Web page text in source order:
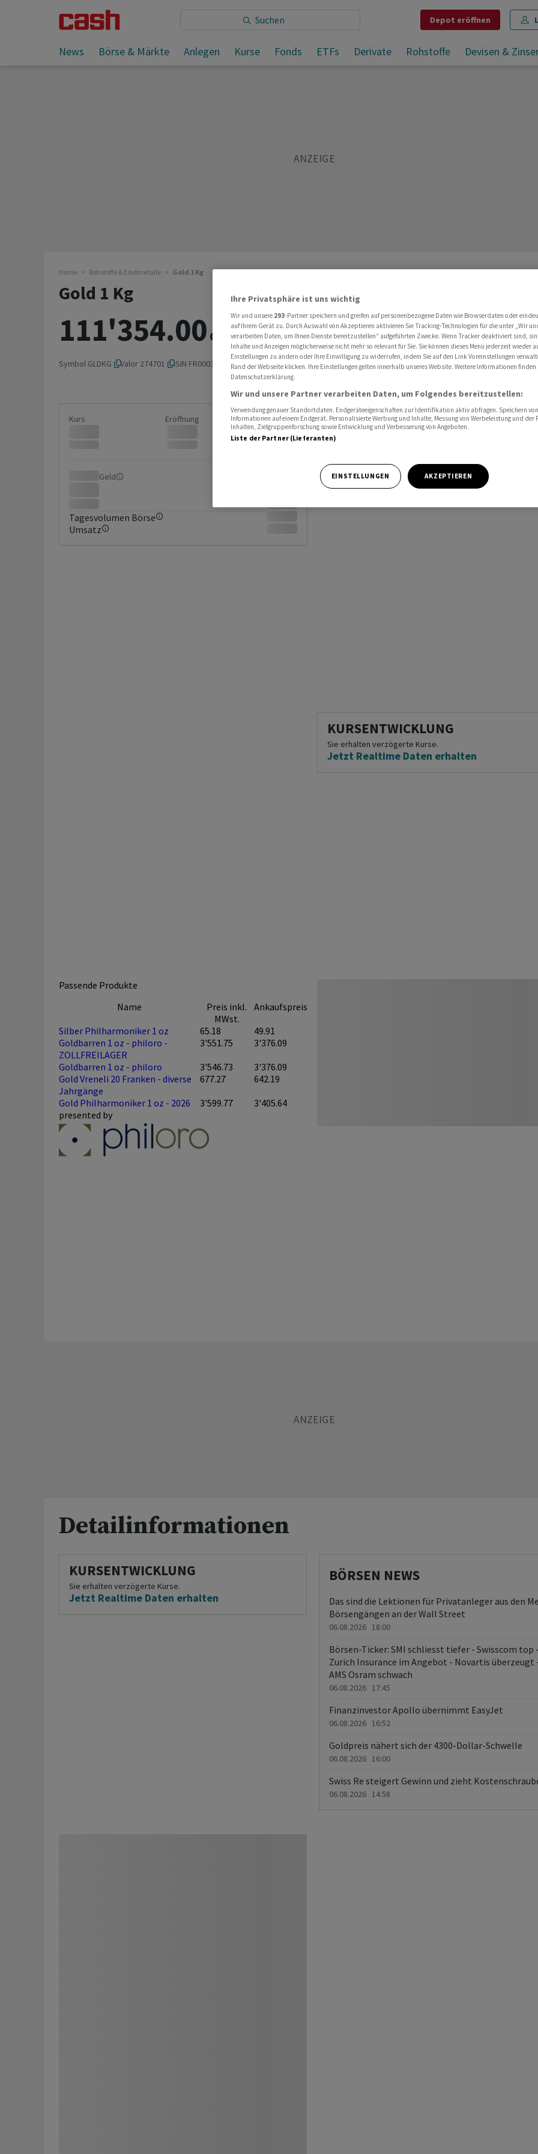
Depot eröffnen
News Börse & Märkte Anlegen Kurse Fonds ETFs Derivate Rohstoffe Devisen &
Home Rohstoffe & Edelmetalle Gold 1 Kg
Gold 1 Kg
111'354.00 CHF
+0.51%+563.00
Symbol GLDKG Valor 274701 ISIN FR0003999010
Kurs Eröffnung Vortag
Geld
Tagesvolumen Börse
Umsatz
KURSENTWICKLUNG
Sie erhalten verzögerte Kurse.
Jetzt Realtime Daten erhalten
Passende Produkte
Name
Preis inkl.
MWst.
Ankaufspreis
Silber Philharmoniker 1 oz
65.18
49.91
Goldbarren 1 oz - philoro -
ZOLLFREILAGER
3'551.75
3'376.09
Goldbarren 1 oz - philoro
3'546.73
3'376.09
Gold Vreneli 20 Franken - diverse
Jahrgänge
677.27
642.19
Gold Philharmoniker 1 oz - 2026
3'599.77
3'405.64
presented by
Detailinformationen
KURSENTWICKLUNG
Sie erhalten verzögerte Kurse.
Jetzt Realtime Daten erhalten
BÖRSEN NEWS
Das sind die Lektionen für Privatanleger aus den
Börsengängen an der Wall Street
06.08.2026 18:00
Börsen-Ticker: SMI schliesst tiefer - Swisscom top
Zurich Insurance im Angebot - Novartis überzeugt
AMS Osram schwach
06.08.2026 17:45
Finanzinvestor Apollo übernimmt EasyJet
06.08.2026 16:52
Goldpreis nähert sich der 4300-Dollar-Schwelle
06.08.2026 16:00
Swiss Re steigert Gewinn und zieht
06.08.2026 14:58
Ihre Privatsphäre ist uns wichtig
Wir und unsere 293-Partner speichern und greifen auf personenbezogene Daten wie Browserdaten oder
auf Ihrem Gerät zu. Durch Auswahl von Akzeptieren aktivieren Sie Tracking-Technologien für die unter „Wir
verarbeiten Daten, um Ihnen Dienste bereitzustellen“ aufgeführten Zwecke. Wenn Tracker deaktiviert sind,
Inhalte und Anzeigen möglicherweise nicht mehr so relevant für Sie. Sie können dieses Menü jederzeit wieder
Einstellungen zu ändern oder Ihre Einwilligung zu widerrufen, indem Sie auf den Link Voreinstellungen
Rand der Webseite klicken. Ihre Einstellungen gelten innerhalb unseres Website. Weitere Informationen finden
Datenschutzerklärung.
Wir und unsere Partner verarbeiten Daten, um Folgendes bereitzustellen:
Verwendung genauer Standortdaten. Endgeräteeigenschaften zur Identifikation aktiv abfragen. Speichern
Informationen auf einem Endgerät. Personalisierte Werbung und Inhalte, Messung von Werbeleistung und der
Inhalten, Zielgruppenforschung sowie Entwicklung und Verbesserung von Angeboten.
Liste der Partner (Lieferanten)
EINSTELLUNGEN AKZEPTIEREN